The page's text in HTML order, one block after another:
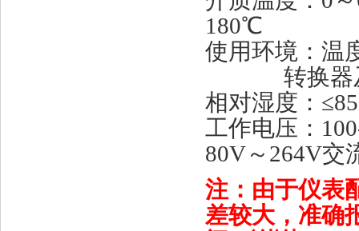
180℃
使用环境：温
转换器及
相对湿度：
工作电压：
80V～264V交
注：由于仪表
差较大，准确